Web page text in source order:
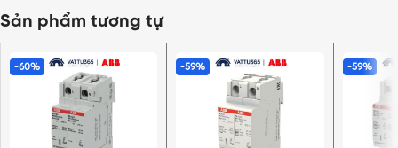
Sản phẩm tương tự
-60% -59% -59%